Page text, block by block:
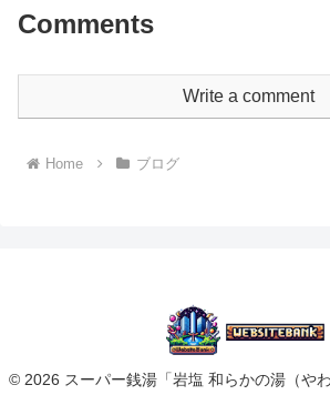
Comments
Write a comment
Home ブログ
© 2026 スーパー銭湯「岩塩 和らかの湯（や